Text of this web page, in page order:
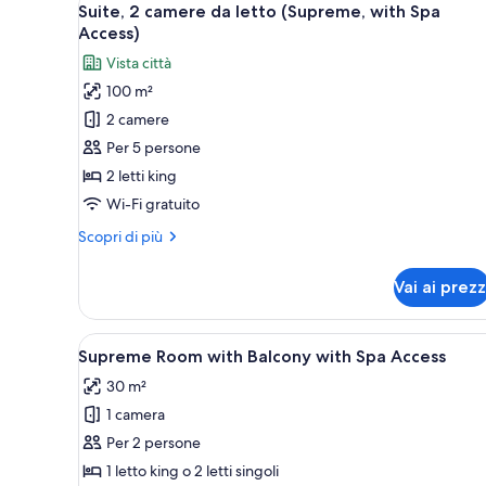
camere
da
(Connecting,
with
Spa
Access)
tutte
le
foto
per
Suite,
2
camere
da
(Supreme,
Access)
5
Suite, 2 camere da letto (Supreme, with Spa
Access)
Vista città
100 m²
2 camere
Per 5 persone
2 letti king
Wi-Fi gratuito
Scopri di più
Altri
2
camere
da
letto
(Supreme,
with
Spa
Access)
Vai ai
Apri
tutte
le
foto
per
Supreme
Una camera d'albergo con
8
Supreme Room with Balcony with Spa Access
30 m²
1 camera
Per 2 persone
1 letto king o 2 letti singoli